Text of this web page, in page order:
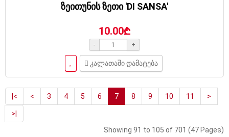
ზეითუნის ზეთი 'DI SANSA'
10.00₾
- +
კალათაში დამატება
|< < 3 4 5 6 7 8 9 10 11 >
>|
Showing 91 to 105 of 701 (47 Pages)